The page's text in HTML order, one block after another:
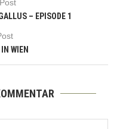
– EPISODE 1
WIEN